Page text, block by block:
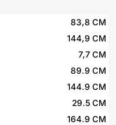
83,8 СМ
144,9 СМ
7,7 СМ
89.9 СМ
144.9 СМ
29.5 СМ
164.9 СМ